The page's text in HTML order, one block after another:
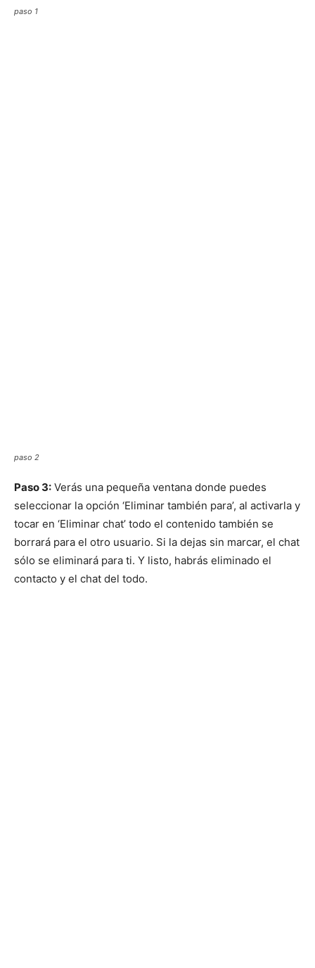
paso 1
paso 2
Paso 3: Verás una pequeña ventana donde puedes
seleccionar la opción ‘Eliminar también para’, al activarla y
tocar en ‘Eliminar chat’ todo el contenido también se
borrará para el otro usuario. Si la dejas sin marcar, el chat
sólo se eliminará para ti. Y listo, habrás eliminado el
contacto y el chat del todo.